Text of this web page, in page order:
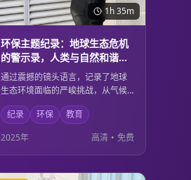
1h 35m
环保主题纪录：地球生态危机
的警示录，人类与自然和谐共
生的思考
通过震撼的镜头语言，记录了地球
生态环境面临的严峻挑战，从气候
变化到物种灭绝，从海洋污染到森
林砍伐。影片不仅是对环境危机的
警示，更是对人类与自然关系的深
度思考，呼吁每个人都为保护地球
家园贡献力量。
纪录 环保
教育
2025年
高清 • 免费